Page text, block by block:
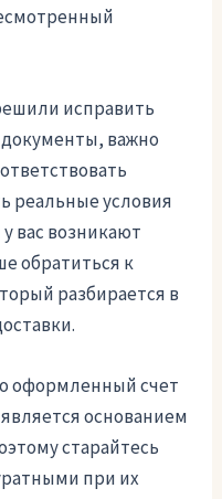
исправить
важно
реальные условия
вас возникают
обратиться к
разбирается в
оформленный счет
основанием
старайтесь
при их